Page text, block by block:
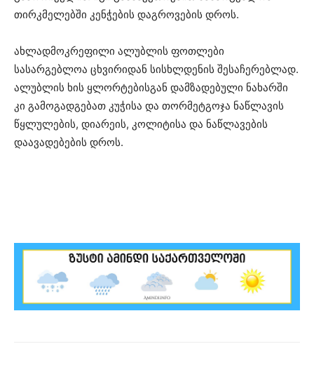
თირკმელებში კენჭების დაგროვების დროს.
ახლადმოკრეფილი ალუბლის ფოთლები
სასარგებლოა ცხვირიდან სისხლდენის შესაჩერებლად.
ალუბლის ხის ყლორტებისგან დამზადებული ნახარში
კი გამოგადგებათ კუჭისა და თორმეტგოჯა ნაწლავის
წყლულების, დიარეის, კოლიტისა და ნაწლავების
დაავადებების დროს.